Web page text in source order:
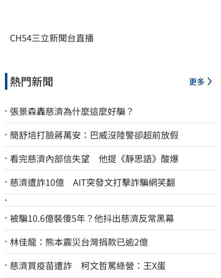
CH54三立新聞台直播
熱門新聞 更多
張景森轟慈濟為什麼這麼好騙？
簡舒培打臉蔣萬安：巴威沒陸警卻超前放假
看完慈濟內部信失望 他提《靜思語》酸爆
慈濟遭詐10億 AIT突發文打擊詐騙網笑翻
被騙10.6億裝傻5年？他抖出慈濟反常黑幕
林佳龍：熊本震災台灣捐款已逾2億
慈濟買疫苗遭詐 柯文哲罵綠營：王X蛋